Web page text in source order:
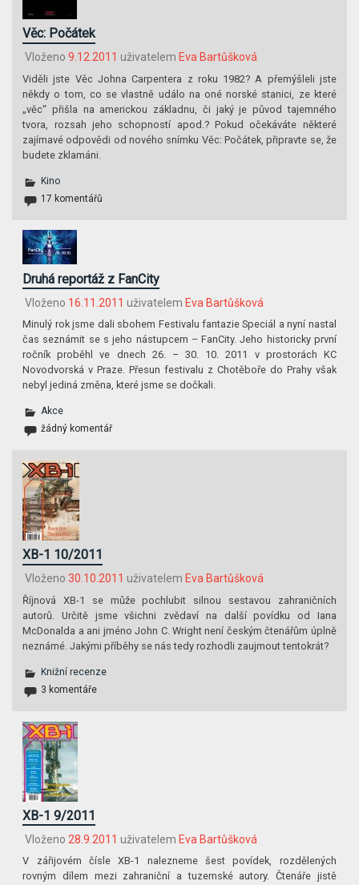
Věc: Počátek
Vloženo 9.12.2011 uživatelem Eva Bartůšková
Viděli jste Věc Johna Carpentera z roku 1982? A přemýšleli jste
někdy o tom, co se vlastně událo na oné norské stanici, ze které
„věc“ přišla na americkou základnu, či jaký je původ tajemného
tvora, rozsah jeho schopností apod.? Pokud očekáváte některé
zajímavé odpovědi od nového snímku Věc: Počátek, připravte se, že
budete zklamáni.
Kino
17 komentářů
Druhá reportáž z FanCity
Vloženo 16.11.2011 uživatelem Eva Bartůšková
Minulý rok jsme dali sbohem Festivalu fantazie Speciál a nyní nastal
čas seznámit se s jeho nástupcem – FanCity. Jeho historicky první
ročník proběhl ve dnech 26. – 30. 10. 2011 v prostorách KC
Novodvorská v Praze. Přesun festivalu z Chotěboře do Prahy však
nebyl jediná změna, které jsme se dočkali.
Akce
žádný komentář
XB-1 10/2011
Vloženo 30.10.2011 uživatelem Eva Bartůšková
Říjnová XB-1 se může pochlubit silnou sestavou zahraničních
autorů. Určitě jsme všichni zvědaví na další povídku od Iana
McDonalda a ani jméno John C. Wright není českým čtenářům úplně
neznámé. Jakými příběhy se nás tedy rozhodli zaujmout tentokrát?
Knižní recenze
3 komentáře
XB-1 9/2011
Vloženo 28.9.2011 uživatelem Eva Bartůšková
V zářijovém čísle XB-1 nalezneme šest povídek, rozdělených
rovným dílem mezi zahraniční a tuzemské autory. Čtenáře jistě